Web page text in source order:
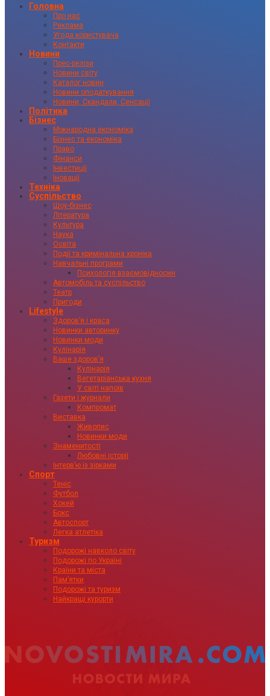
Головна
Про нас
Реклама
Угода користувача
Контакти
Новини
Прес-релізи
Новини світу
Каталог новин
Новини оподаткування
Новини, Скандали, Сенсації
Політика
Бізнес
Міжнародна економіка
Бізнес та економіка
Право
Фінанси
Інвестиції
Іновації
Техніка
Суспільство
Шоу-бізнес
Література
Культура
Наука
Освіта
Події та кримінальна хроніка
Навчальні програми
Психологія взаємовідносин
Автомобіль та суспільство
Театр
Пригоди
Lifestyle
Здоровʼя і краса
Новинки авторинку
Новинки моди
Кулінарія
Ваше здоровʼя
Кулінарія
Вегетаріанська кухня
У світі напоїв
Газети і журнали
Компромат
Виставка
Живопис
Новинки моди
Знаменитості
Любовні історії
Інтервʼю із зірками
Спорт
Теніс
Футбол
Хокей
Бокс
Автоспорт
Легка атлетіка
Туризм
Подорожі навколо світу
Подорожі по Україні
Країни та міста
Пам’ятки
Подорожі та туризм
Найкращі курорти